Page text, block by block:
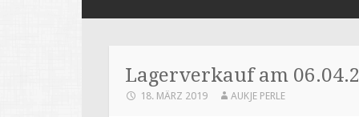
SPRINGEN
Lagerverkauf am
18. MÄRZ 2019 AUKJE PERLE